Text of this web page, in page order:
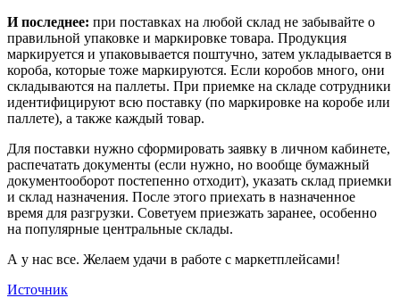
И последнее: при поставках на любой склад не забывайте о
правильной упаковке и маркировке товара. Продукция
маркируется и упаковывается поштучно, затем укладывается в
короба, которые тоже маркируются. Если коробов много, они
складываются на паллеты. При приемке на складе сотрудники
идентифицируют всю поставку (по маркировке на коробе или
паллете), а также каждый товар.
Для поставки нужно сформировать заявку в личном кабинете,
распечатать документы (если нужно, но вообще бумажный
документооборот постепенно отходит), указать склад приемки
и склад назначения. После этого приехать в назначенное
время для разгрузки. Советуем приезжать заранее, особенно
на популярные центральные склады.
А у нас все. Желаем удачи в работе с маркетплейсами!
Источник